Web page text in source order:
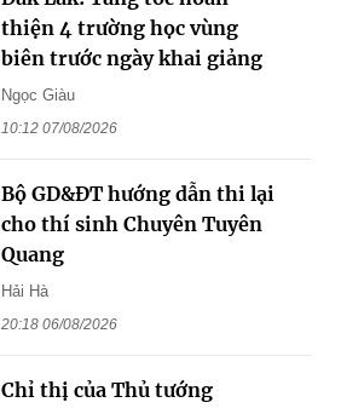
thiện 4 trường học vùng
biên trước ngày khai giảng
Ngọc Giàu
10:12 07/08/2026
Bộ GD&ĐT hướng dẫn thi lại
cho thí sinh Chuyên Tuyên
Quang
Hải Hà
20:18 06/08/2026
Chỉ thị của Thủ tướng